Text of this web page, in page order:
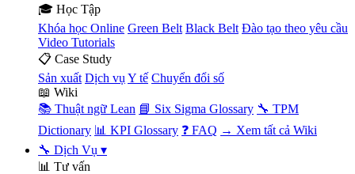
🎓 Học Tập
Khóa học Online Green Belt Black Belt Đào tạo theo yêu cầu
Video Tutorials
📋 Case Study
Sản xuất Dịch vụ Y tế Chuyển đổi số
📖 Wiki
📚 Thuật ngữ Lean 📘 Six Sigma Glossary 🔧 TPM
Dictionary 📊 KPI Glossary ❓ FAQ → Xem tất cả Wiki
🔧 Dịch Vụ ▾
📊 Tư vấn